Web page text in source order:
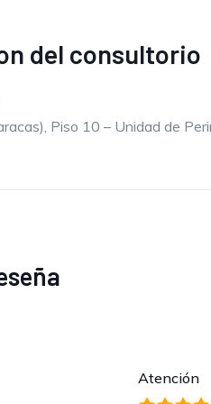
del consultorio
Piso 10 – Unidad de
Atención